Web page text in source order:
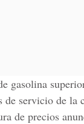
gasolina
de servicio de la
de precios